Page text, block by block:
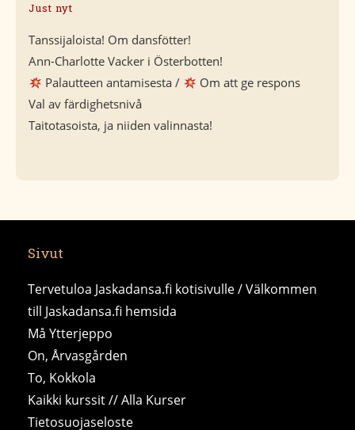
Just nyt
Tanssijaloista! Om dansfötter!
Ann-Charlotte Vacker i Österbotten!
Palautteen antamisesta /
Om att ge respons
Val av färdighetsnivå
Taitotasoista, ja niiden valinnasta!
Sivut
Tervetuloa Jaskadansa.fi kotisivulle / Välkommen
till Jaskadansa.fi hemsida
Må Ytterjeppo
On, Årvasgården
To, Kokkola
Kaikki kurssit // Alla Kurser
Tietosuojaseloste